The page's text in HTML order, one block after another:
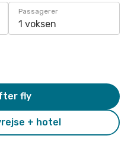
Passagerer
1 voksen
+ hotel
fly